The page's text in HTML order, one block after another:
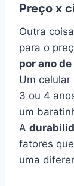
Preço x
Outra
para o
por ano
Um celular
3 ou 4
um
A
fatores
uma